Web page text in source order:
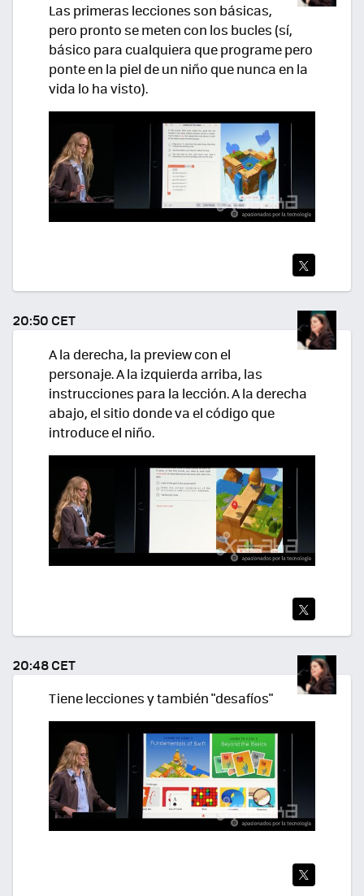
Las primeras lecciones son básicas,
pero pronto se meten con los bucles (sí,
básico para cualquiera que programe pero
ponte en la piel de un niño que nunca en la
vida lo ha visto).
TWI
TEA
R
20:50 CET
A la derecha, la preview con el
personaje. A la izquierda arriba, las
instrucciones para la lección. A la derecha
abajo, el sitio donde va el código que
introduce el niño.
TEA
R
20:48 CET
Tiene lecciones y también "desafíos"